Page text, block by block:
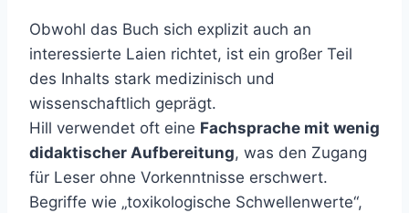
Obwohl das Buch sich explizit auch an
interessierte Laien richtet, ist ein großer Teil
des Inhalts stark medizinisch und
wissenschaftlich geprägt.
Hill verwendet oft eine Fachsprache mit wenig
didaktischer Aufbereitung, was den Zugang
für Leser ohne Vorkenntnisse erschwert.
Begriffe wie „toxikologische Schwellenwerte“,